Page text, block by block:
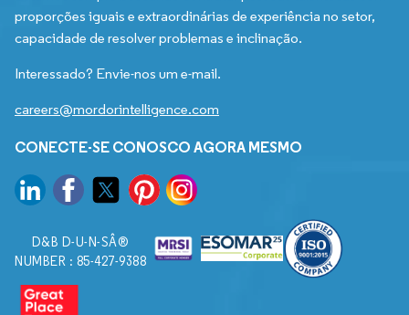
proporções iguais e extraordinárias de experiência no setor,
capacidade de resolver problemas e inclinação.
Interessado? Envie-nos um e-mail.
careers@mordorintelligence.com
CONECTE-SE CONOSCO AGORA MESMO
D&B D-U-N-SÂ®
NUMBER : 85-427-9388